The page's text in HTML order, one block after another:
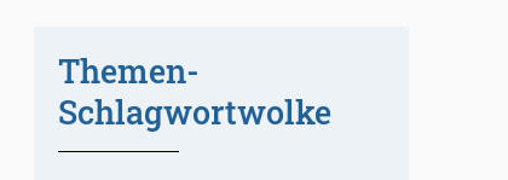
Themen-
Schlagwortwolke